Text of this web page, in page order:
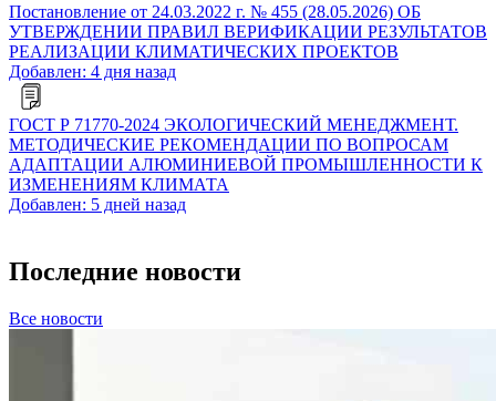
Постановление от 24.03.2022 г. № 455 (28.05.2026) ОБ
УТВЕРЖДЕНИИ ПРАВИЛ ВЕРИФИКАЦИИ РЕЗУЛЬТАТОВ
РЕАЛИЗАЦИИ КЛИМАТИЧЕСКИХ ПРОЕКТОВ
Добавлен: 4 дня назад
ГОСТ Р 71770-2024 ЭКОЛОГИЧЕСКИЙ МЕНЕДЖМЕНТ.
МЕТОДИЧЕСКИЕ РЕКОМЕНДАЦИИ ПО ВОПРОСАМ
АДАПТАЦИИ АЛЮМИНИЕВОЙ ПРОМЫШЛЕННОСТИ К
ИЗМЕНЕНИЯМ КЛИМАТА
Добавлен: 5 дней назад
Последние новости
Все новости